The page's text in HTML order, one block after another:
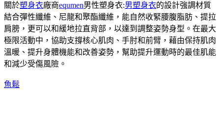
關於塑身衣廠商equmen男性塑身衣:男塑身衣的設計強調材質
結合彈性纖維、尼龍和聚酯纖維，能自然收緊腰腹脂肪、提拉
肩膀，更可以和緩地拉直背部，以達到調整姿勢身型。在最大
極限活動中，協助支撐核心肌肉、手肘和前臂，藉由保持肌肉
溫暖、提升身體機能和改善姿勢，幫助提升運動時的最佳肌能
和減少受傷風險。
魚鬆